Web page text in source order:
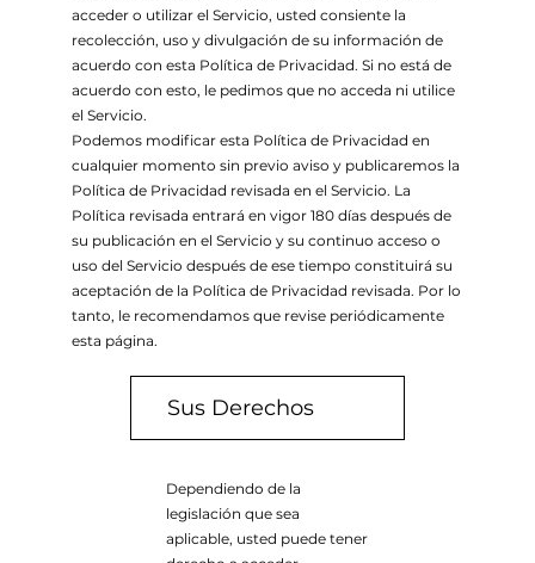
acceder o utilizar el Servicio, usted consiente la
recolección, uso y divulgación de su información de
acuerdo con esta Política de Privacidad. Si no está de
acuerdo con esto, le pedimos que no acceda ni utilice
el Servicio.
Podemos modificar esta Política de Privacidad en
cualquier momento sin previo aviso y publicaremos la
Política de Privacidad revisada en el Servicio. La
Política revisada entrará en vigor 180 días después de
su publicación en el Servicio y su continuo acceso o
uso del Servicio después de ese tiempo constituirá su
aceptación de la Política de Privacidad revisada. Por lo
tanto, le recomendamos que revise periódicamente
esta página.
Sus Derechos
Dependiendo de la
legislación que sea
aplicable, usted puede tener